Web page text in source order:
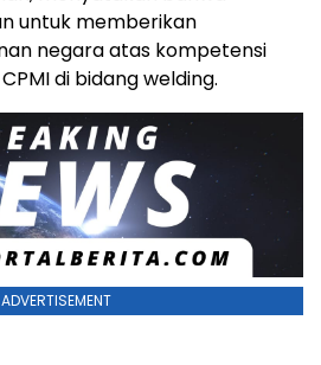
untuk memberikan
negara atas kompetensi
di bidang welding.
ADVERTISEMENT